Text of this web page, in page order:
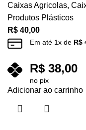
Caixas Agricolas,
Produtos Plásticos
R$ 40,00
Em até 1x de R$
R$ 38,00
no pix
Adicionar ao carrinho